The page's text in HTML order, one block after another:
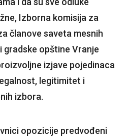
Izborna komisija za
članove saveta mesnih
opštine Vranje
izjave pojedinaca
legitimitet i
izbora.
opozicije predvođeni